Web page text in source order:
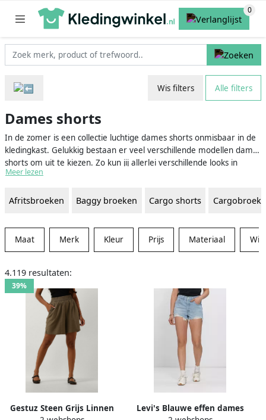
Wis filters Alle filters
Dames shorts
In de zomer is een collectie luchtige dames shorts onmisbaar in de
kledingkast. Gelukkig bestaan er veel verschillende modellen dames
shorts om uit te kiezen. Zo kun jij allerlei verschillende looks in
elkaar zetten met allerlei soorten dames shorts. Denk bijvoorbeeld
simpele gekleurd t-shirt. Of hoe mooi je low waisted shorts kunt
verschillende materialen zoals luchtige linnen dames shorts of
katoenen dames shorts voor de super warme zomerdagen. Is een
leren short, denim short of bermuda short meer jouw stijl?
materialen en modellen. Bekijk onze collectie dames shorts en leef
je uit!
Meer lezen
Afritsbroeken Baggy broeken Cargo shorts
Maat Merk Kleur Prijs Materiaal
4.119 resultaten:
39%
Gestuz Steen Grijs Linnen
Levi's Blauwe effen dames